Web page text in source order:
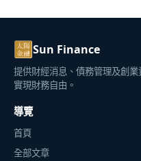
Sun Finance
提供財經消息、債務管理及創
實現財務自由。
導覽
首頁
全部文章